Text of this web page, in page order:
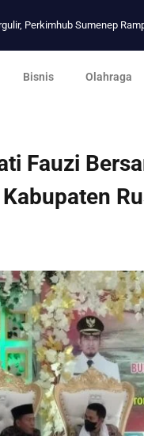
Perkimhub Sumenep
Bisnis Olahraga
Fauzi